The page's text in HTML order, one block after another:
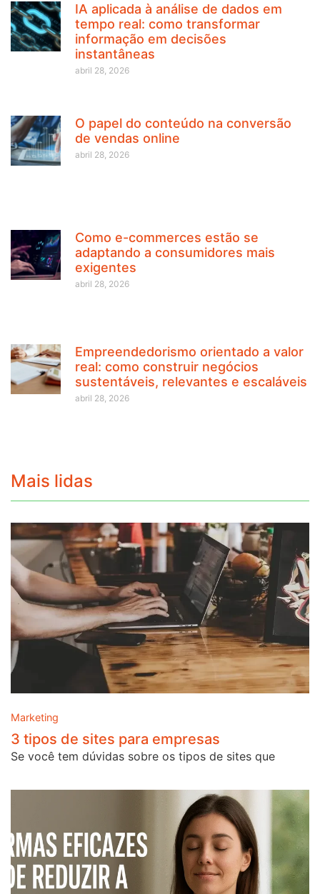
IA aplicada à análise de dados em
tempo real: como transformar
informação em decisões
instantâneas
abril 28, 2026
O papel do conteúdo na conversão
de vendas online
abril 28, 2026
Como e-commerces estão se
adaptando a consumidores mais
exigentes
abril 28, 2026
Empreendedorismo orientado a valor
real: como construir negócios
sustentáveis, relevantes e escaláveis
abril 28, 2026
Mais lidas
Marketing
3 tipos de sites para empresas
Se você tem dúvidas sobre os tipos de sites que